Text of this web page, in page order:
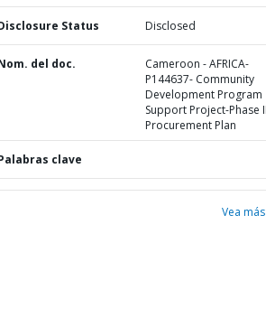
Status Disclosed
del doc.
Cameroon - AFRICA-
P144637- Community
Development Program
Support Project-Phase
Procurement Plan
clave
Vea más